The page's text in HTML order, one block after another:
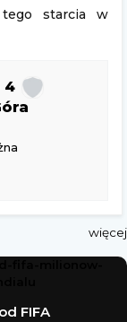
tego starcia w
4
więcej
FIFA